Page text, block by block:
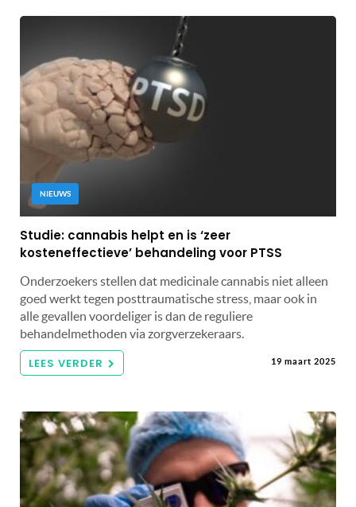
NIEUWS
Studie: cannabis helpt en is ‘zeer
kosteneffectieve’ behandeling voor PTSS
Onderzoekers stellen dat medicinale cannabis niet alleen
goed werkt tegen posttraumatische stress, maar ook in
alle gevallen voordeliger is dan de reguliere
behandelmethoden via zorgverzekeraars.
LEES VERDER 19 maart 2025